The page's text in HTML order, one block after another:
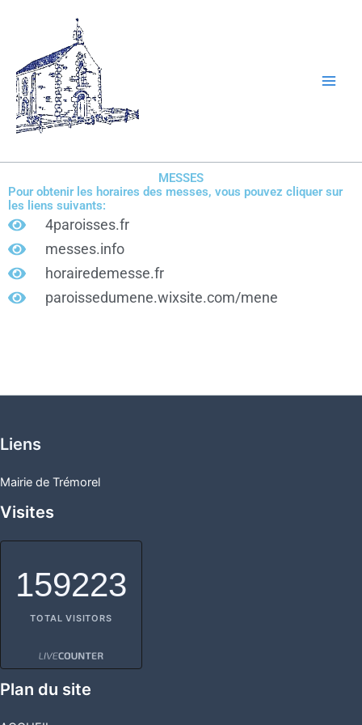
MESSES
Pour obtenir les horaires des messes, vous pouvez cliquer sur
les liens suivants:
4paroisses.fr
messes.info
horairedemesse.fr
paroissedumene.wixsite.com/mene
Liens
Mairie de Trémorel
Visites
159223
TOTAL VISITORS
Plan du site